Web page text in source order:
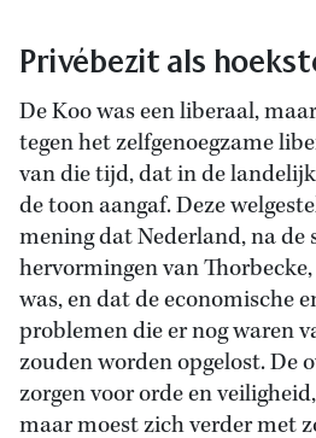
Privébezit als
De Koo was een liberaal,
tegen het zelfgenoegzame
van die tijd, dat in de
de toon aangaf. Deze
mening dat Nederland, na
hervormingen van Thorbecke,
was, en dat de economische
problemen die er nog waren
zouden worden opgelost. De
zorgen voor orde en
maar moest zich verder met